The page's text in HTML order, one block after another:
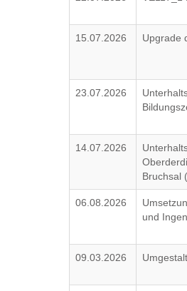
15.07.2026 Upgrade
23.07.2026
14.07.2026
Bruchsal
06.08.2026
und
09.03.2026